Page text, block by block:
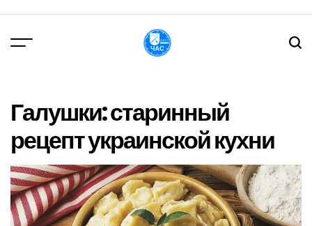
вмісту
Галушки: старинный
рецепт украинской кухни